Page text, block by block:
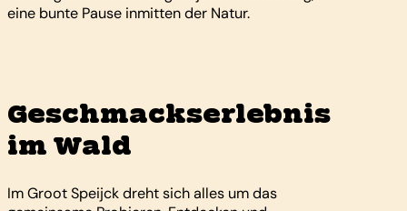
eine bunte Pause inmitten der Natur.
Geschmackserlebnis
im Wald
Im Groot Speijck dreht sich alles um das